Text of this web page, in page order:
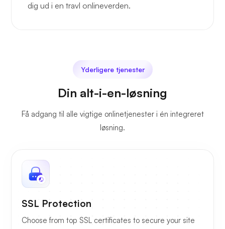
dig ud i en travl onlineverden.
Yderligere tjenester
Din alt-i-en-løsning
Få adgang til alle vigtige onlinetjenester i én integreret
løsning.
SSL Protection
Choose from top SSL certificates to secure your site